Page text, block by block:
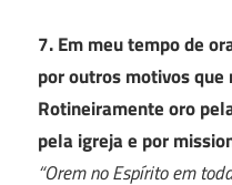
7. Em meu tempo de
por outros motivos que
Rotineiramente oro
pela igreja e por
“Orem no Espírito em